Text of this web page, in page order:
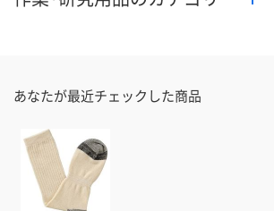
あなたが最近チェックした商品